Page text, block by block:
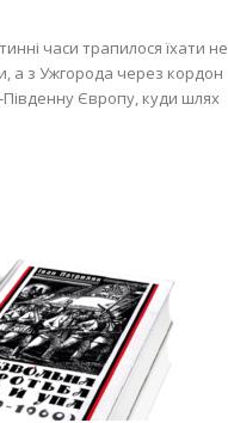
часи трапилося їхати не
а з Ужгорода через кордон
Південну Європу, куди шлях